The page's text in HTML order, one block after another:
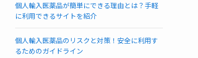
個人輸入医薬品が簡単にできる理由とは？手軽
に利用できるサイトを紹介
個人輸入医薬品のリスクと対策！安全に利用す
るためのガイドライン